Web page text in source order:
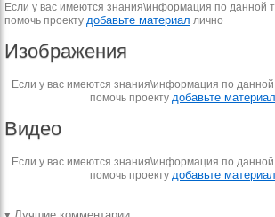
Если у вас имеются знания\информация по данной
помочь проекту добавьте материал лично
Изображения
Если у вас имеются знания\информация по
помочь проекту добавьте материал
Видео
Если у вас имеются знания\информация по
помочь проекту добавьте материал